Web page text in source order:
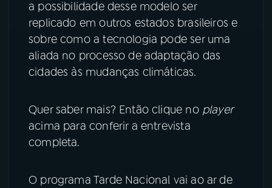
a possibilidade desse modelo ser
replicado em outros estados brasileiros e
sobre como a tecnologia pode ser uma
aliada no processo de adaptação das
cidades às mudanças climáticas.
Quer saber mais? Então clique no player
acima para conferir a entrevista
completa.
O programa Tarde Nacional vai ao ar de